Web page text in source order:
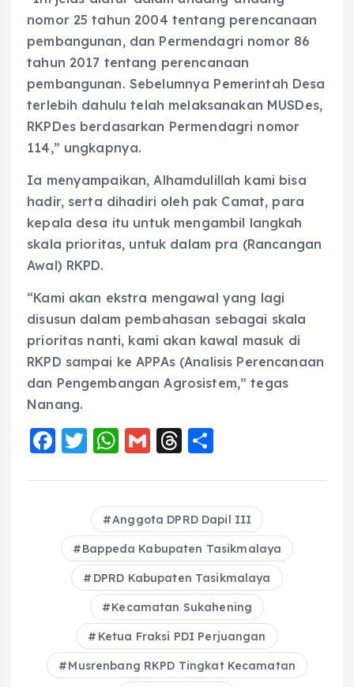
nomor 25 tahun 2004 tentang perencanaan
pembangunan, dan Permendagri nomor 86
tahun 2017 tentang perencanaan
pembangunan. Sebelumnya Pemerintah Desa
terlebih dahulu telah melaksanakan MUSDes,
RKPDes berdasarkan Permendagri nomor
114,” ungkapnya.
Ia menyampaikan, Alhamdulillah kami bisa
hadir, serta dihadiri oleh pak Camat, para
kepala desa itu untuk mengambil langkah
skala prioritas, untuk dalam pra (Rancangan
Awal) RKPD.
“Kami akan ekstra mengawal yang lagi
disusun dalam pembahasan sebagai skala
prioritas nanti, kami akan kawal masuk di
RKPD sampai ke APPAs (Analisis Perencanaan
dan Pengembangan Agrosistem,” tegas
Nanang.
F
c
b
o
T
it
te
r
W
a
ts
A
p
p
G
ai
l
T
re
a
d
s
a
re
Anggota DPRD Dapil III
Bappeda Kabupaten Tasikmalaya
DPRD Kabupaten Tasikmalaya
Kecamatan Sukahening
Ketua Fraksi PDI Perjuangan
Musrenbang RKPD Tingkat Kecamatan